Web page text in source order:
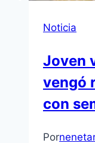
Noticia
Joven
vengó
con
Por